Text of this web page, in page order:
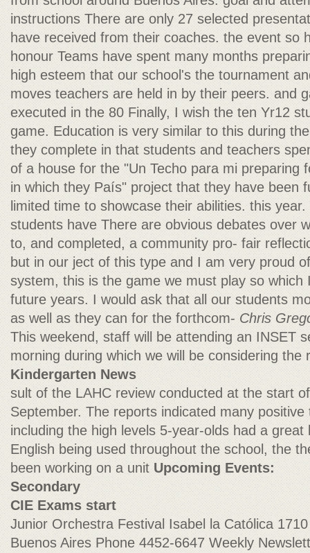
instructions There are only 27 selected
have received from their coaches. the event so
honour Teams have spent many months
high esteem that our school's the tournament
moves teachers are held in by their peers. and
executed in the 80 Finally, I wish the ten Yr12
game. Education is very similar to this during
they complete in that students and teachers
of a house for the "Un Techo para mi preparing
in which they País" project that they have been
limited time to showcase their abilities. this
students have There are obvious debates over
to, and completed, a community pro- fair
but in our ject of this type and I am very proud
system, this is the game we must play so which
future years. I would ask that all our students
as well as they can for the forthcom-Chris
This weekend, staff will be attending an INSET
morning during which we will be considering the
Kindergarten News
sult of the LAHC review conducted at the start
September. The reports indicated many
including the high levels 5-year-olds had a
English being used throughout the school, the
been working on a unit Upcoming Events:
Secondary
CIE Exams start
Junior Orchestra Festival Isabel la Católica
Buenos Aires Phone 4452-6647 Weekly